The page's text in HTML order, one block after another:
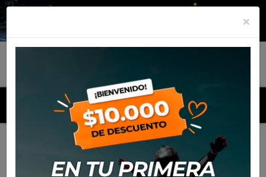
MENU
Productos Neumáticos
NEUMATICO EUROGRIP
130/80 R17 M/C 65H TRAILHOUND SCR TL
×